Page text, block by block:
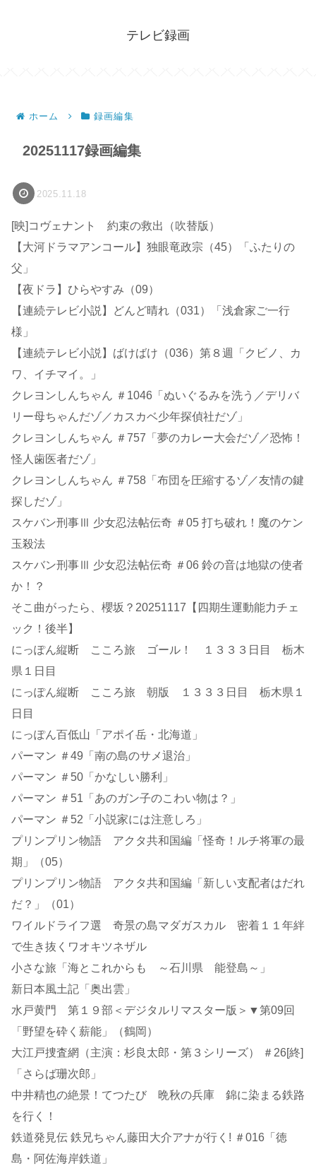
テレビ録画
ホーム 録画編集
20251117録画編集
2025.11.18
[映]コヴェナント 約束の救出（吹替版）
【大河ドラマアンコール】独眼竜政宗（45）「ふたりの
父」
【夜ドラ】ひらやすみ（09）
【連続テレビ小説】どんど晴れ（031）「浅倉家ご一行
様」
【連続テレビ小説】ばけばけ（036）第８週「クビノ、カ
ワ、イチマイ。」
クレヨンしんちゃん ＃1046「ぬいぐるみを洗う／デリバ
リー母ちゃんだゾ／カスカベ少年探偵社だゾ」
クレヨンしんちゃん ＃757「夢のカレー大会だゾ／恐怖！
怪人歯医者だゾ」
クレヨンしんちゃん ＃758「布団を圧縮するゾ／友情の鍵
探しだゾ」
スケバン刑事Ⅲ 少女忍法帖伝奇 ＃05 打ち破れ！魔のケン
玉殺法
スケバン刑事Ⅲ 少女忍法帖伝奇 ＃06 鈴の音は地獄の使者
か！？
そこ曲がったら、櫻坂？20251117【四期生運動能力チェ
ック！後半】
にっぽん縦断 こころ旅 ゴール！ １３３３日目 栃木
県１日目
にっぽん縦断 こころ旅 朝版 １３３３日目 栃木県１
日目
にっぽん百低山「アポイ岳・北海道」
パーマン ＃49「南の島のサメ退治」
パーマン ＃50「かなしい勝利」
パーマン ＃51「あのガン子のこわい物は？」
パーマン ＃52「小説家には注意しろ」
プリンプリン物語 アクタ共和国編「怪奇！ルチ将軍の最
期」（05）
プリンプリン物語 アクタ共和国編「新しい支配者はだれ
だ？」（01）
ワイルドライフ選 奇景の島マダガスカル 密着１１年絆
で生き抜くワオキツネザル
小さな旅「海とこれからも ～石川県 能登島～」
新日本風土記「奥出雲」
水戸黄門 第１９部＜デジタルリマスター版＞▼第09回
「野望を砕く薪能」（鶴岡）
大江戸捜査網（主演：杉良太郎・第３シリーズ） ＃26[終]
「さらば珊次郎」
中井精也の絶景！てつたび 晩秋の兵庫 錦に染まる鉄路
を行く！
鉄道発見伝 鉄兄ちゃん藤田大介アナが行く! ＃016「徳
島・阿佐海岸鉄道」